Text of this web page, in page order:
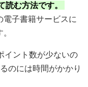
む方法です。
電子書籍サービスに
イント数が少ないの
のには時間がかかり